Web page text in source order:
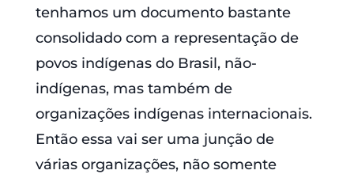
tenhamos um documento bastante
consolidado com a representação de
povos indígenas do Brasil, não-
indígenas, mas também de
organizações indígenas internacionais.
Então essa vai ser uma junção de
várias organizações, não somente